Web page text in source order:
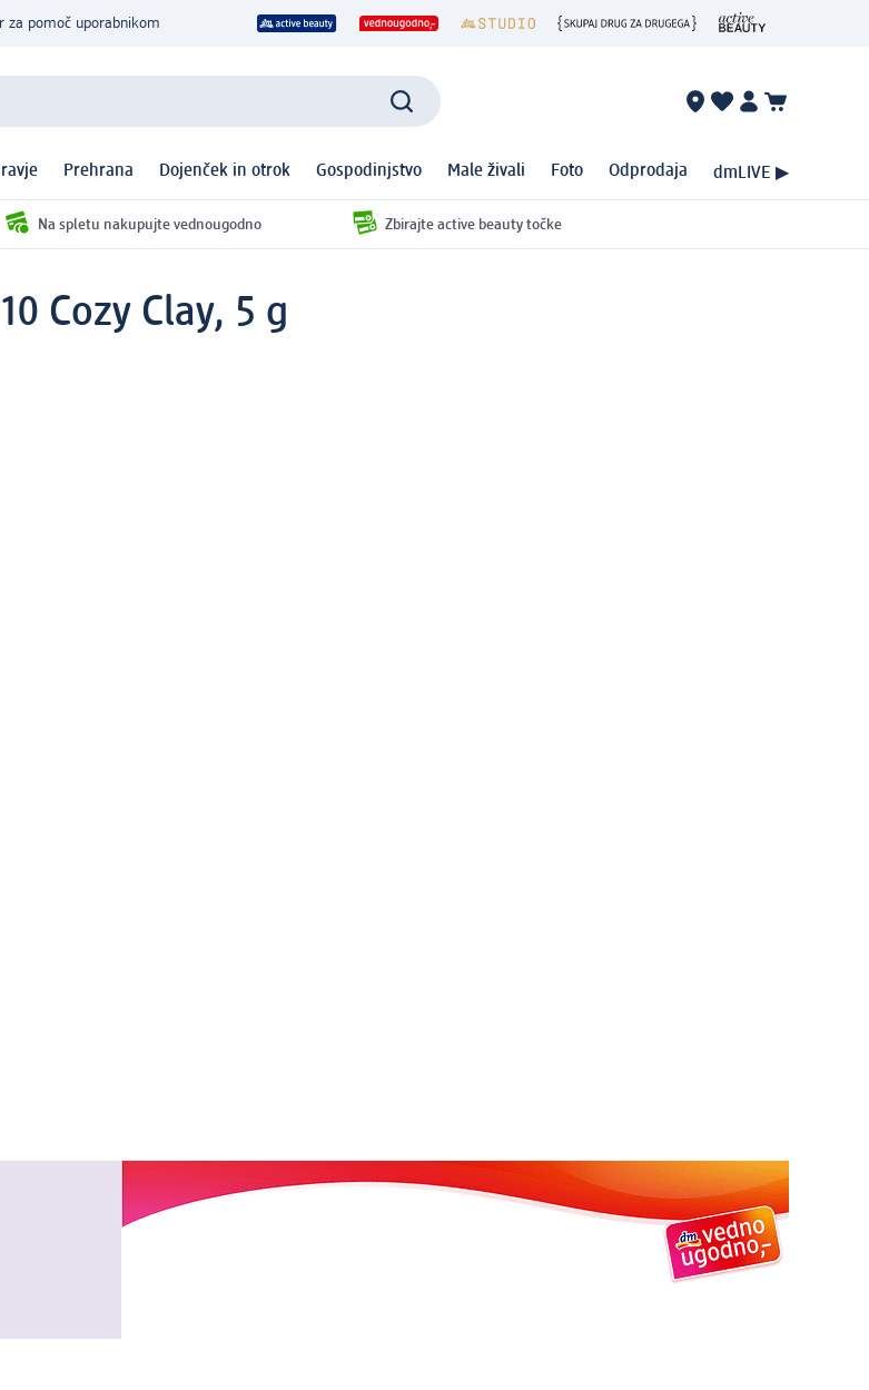
za pomoč uporabnikom
Prehrana Dojenček in otrok Gospodinjstvo Male živali Foto Odprodaja dmLIVE ▶
Na spletu nakupujte vednougodno Zbirajte active beauty točke
Cozy Clay, 5 g